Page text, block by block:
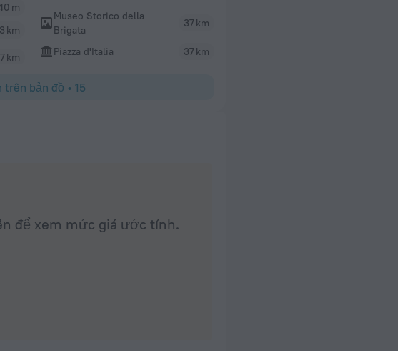
m
km
km
Museo Storico della
Brigata
37 km
Piazza d'Italia 37 km
trên bản đồ • 15
để xem mức giá ước tính.